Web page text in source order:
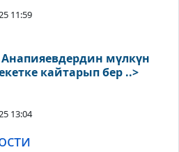
11:59
мүлкүн
кайтарып бер ..>
13:04